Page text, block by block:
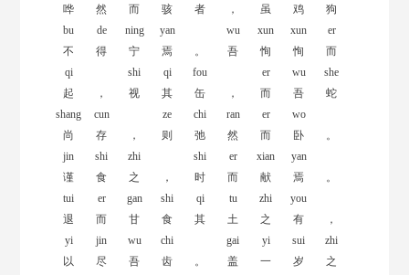
哗
然
而
骇
者
，
虽
鸡
狗
bu
不
de
得
ning
宁
yan
焉
。
wu
吾
xun
恂
xun
恂
er
而
qi
起
，
shi
视
qi
其
fou
缶
，
er
而
wu
吾
she
蛇
shang
尚
cun
存
，
ze
则
chi
弛
ran
然
er
而
wo
卧
。
jin
谨
shi
食
zhi
之
，
shi
时
er
而
xian
献
yan
焉
。
tui
退
er
而
gan
甘
shi
食
qi
其
tu
土
zhi
之
you
有
，
yi
以
jin
尽
wu
吾
chi
齿
。
gai
盖
yi
一
sui
岁
zhi
之